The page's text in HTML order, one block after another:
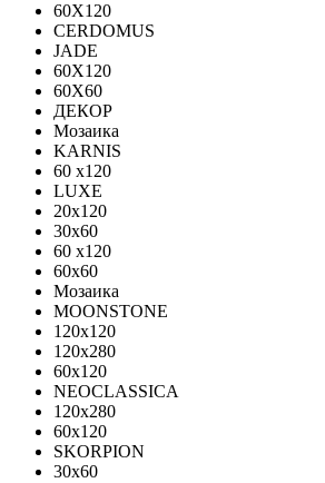
60X120
CERDOMUS
JADE
60X120
60X60
ДЕКОР
Мозаика
KARNIS
60 x120
LUXE
20x120
30х60
60 x120
60x60
Мозаика
MOONSTONE
120x120
120х280
60x120
NEOCLASSICA
120х280
60х120
SKORPION
30х60